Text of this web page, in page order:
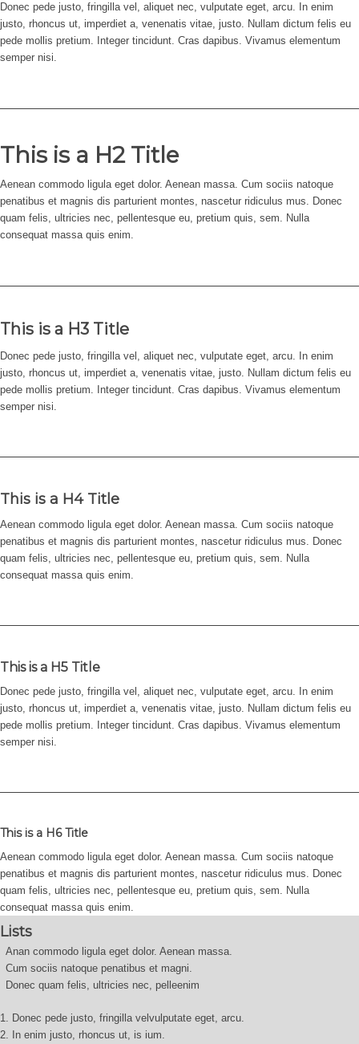
Donec pede justo, fringilla vel, aliquet nec, vulputate eget, arcu. In enim
justo, rhoncus ut, imperdiet a, venenatis vitae, justo. Nullam dictum felis eu
pede mollis pretium. Integer tincidunt. Cras dapibus. Vivamus elementum
semper nisi.
This is a H2 Title
Aenean commodo ligula eget dolor. Aenean massa. Cum sociis natoque
penatibus et magnis dis parturient montes, nascetur ridiculus mus. Donec
quam felis, ultricies nec, pellentesque eu, pretium quis, sem. Nulla
consequat massa quis enim.
This is a H3 Title
Donec pede justo, fringilla vel, aliquet nec, vulputate eget, arcu. In enim
justo, rhoncus ut, imperdiet a, venenatis vitae, justo. Nullam dictum felis eu
pede mollis pretium. Integer tincidunt. Cras dapibus. Vivamus elementum
semper nisi.
This is a H4 Title
Aenean commodo ligula eget dolor. Aenean massa. Cum sociis natoque
penatibus et magnis dis parturient montes, nascetur ridiculus mus. Donec
quam felis, ultricies nec, pellentesque eu, pretium quis, sem. Nulla
consequat massa quis enim.
This is a H5 Title
Donec pede justo, fringilla vel, aliquet nec, vulputate eget, arcu. In enim
justo, rhoncus ut, imperdiet a, venenatis vitae, justo. Nullam dictum felis eu
pede mollis pretium. Integer tincidunt. Cras dapibus. Vivamus elementum
semper nisi.
This is a H6 Title
Aenean commodo ligula eget dolor. Aenean massa. Cum sociis natoque
penatibus et magnis dis parturient montes, nascetur ridiculus mus. Donec
quam felis, ultricies nec, pellentesque eu, pretium quis, sem. Nulla
consequat massa quis enim.
Lists
Anan commodo ligula eget dolor. Aenean massa.
Cum sociis natoque penatibus et magni.
Donec quam felis, ultricies nec, pelleenim
Donec pede justo, fringilla velvulputate eget, arcu.
In enim justo, rhoncus ut, is ium.